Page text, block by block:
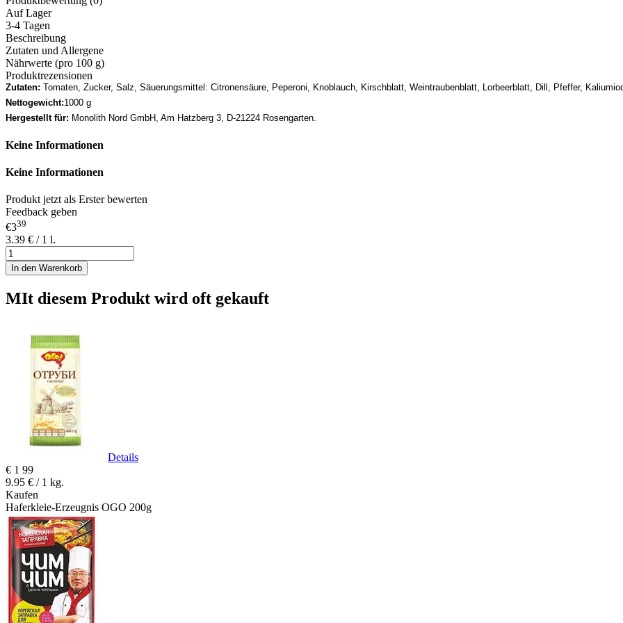
Auf Lager
3-4 Tagen
Beschreibung
Zutaten und Allergene
Nährwerte (pro 100 g)
Produktrezensionen
Zutaten: Tomaten, Zucker, Salz, Säuerungsmittel: Citronensäure, Peperoni, Knoblauch, Kirschblatt, Weintraubenblatt, Lorbeerblatt, Dill, Pfeffer,
Nettogewicht:1000 g
Hergestellt für: Monolith Nord GmbH, Am Hatzberg 3, D-21224 Rosengarten.
Keine Informationen
Keine Informationen
Produkt jetzt als Erster bewerten
Feedback geben
€339
3.39 € / 1 l.
In den Warenkorb
MIt diesem Produkt wird oft gekauft
Details
€ 1 99
9.95 € / 1 kg.
Kaufen
Haferkleie-Erzeugnis OGO 200g